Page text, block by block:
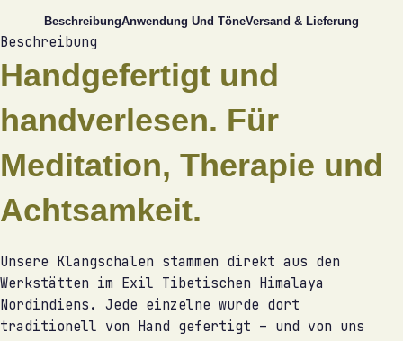
BeschreibungAnwendung Und TöneVersand & Lieferung
Beschreibung
Handgefertigt und
handverlesen. Für
Meditation, Therapie und
Achtsamkeit.
Unsere Klangschalen stammen direkt aus den
Werkstätten im Exil Tibetischen Himalaya
Nordindiens. Jede einzelne wurde dort
traditionell von Hand gefertigt – und von uns